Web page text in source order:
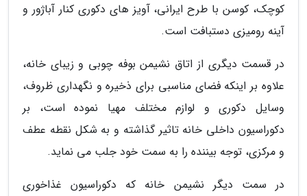
کوچک، کوسن با طرح ایرانی، آویز های دکوری کنار آباژور و
آینه رومیزی دستبافت است.
در قسمت دیگری از اتاق نشیمن بوفه چوبی و زیبای خانه،
علاوه بر اینکه فضای مناسبی برای ذخیره و نگهداری ظروف،
وسایل دکوری و لوازم مختلف مهیا نموده است، بر
دکوراسیون داخلی خانه تاثیر گذاشته و به شکل نقطه عطف
و مرکزی، توجه بیننده را به سمت خود جلب می نماید.
در سمت دیگر نشیمن خانه که دکوراسیون غذاخوری